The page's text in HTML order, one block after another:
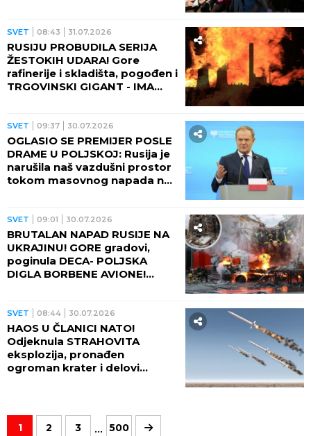
SVET 08:43 31.07.2026
RUSIJU PROBUDILA SERIJA
ŽESTOKIH UDARA! Gore
rafinerije i skladišta, pogođen i
TRGOVINSKI GIGANT - IMA
SVET 09:37 30.07.2026
OGLASIO SE PREMIJER POSLE
DRAME U POLJSKOJ: Rusija je
narušila naš vazdušni prostor
tokom masovnog napada na
SVET 09:01 30.07.2026
BRUTALAN NAPAD RUSIJE NA
UKRAJINU! GORE gradovi,
poginula DECA- POLJSKA
DIGLA BORBENE AVIONE!
SVET 08:44 30.07.2026
HAOS U ČLANICI NATO!
Odjeknula STRAHOVITA
eksplozija, pronađen
ogroman krater i delovi
1 2 3 ... 500